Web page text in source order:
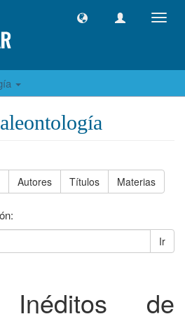
Autores Títulos Materias
Ir
Inéditos de